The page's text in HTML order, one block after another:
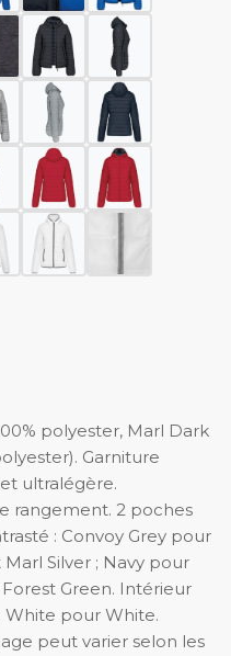
polyester, Marl Dark
Garniture
ultralégère.
rangement. 2 poches
: Convoy Grey pour
Silver ; Navy pour
Green. Intérieur
White pour White.
peut varier selon les